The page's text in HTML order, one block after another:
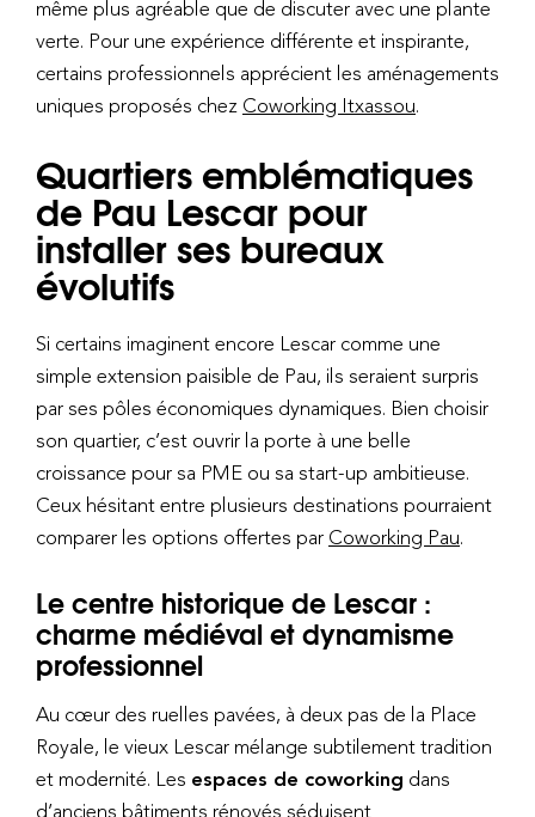
même plus agréable que de discuter avec une plante
verte. Pour une expérience différente et inspirante,
certains professionnels apprécient les aménagements
uniques proposés chez Coworking Itxassou.
Quartiers emblématiques
de Pau Lescar pour
installer ses bureaux
évolutifs
Si certains imaginent encore Lescar comme une
simple extension paisible de Pau, ils seraient surpris
par ses pôles économiques dynamiques. Bien choisir
son quartier, c’est ouvrir la porte à une belle
croissance pour sa PME ou sa start-up ambitieuse.
Ceux hésitant entre plusieurs destinations pourraient
comparer les options offertes par Coworking Pau.
Le centre historique de Lescar :
charme médiéval et dynamisme
professionnel
Au cœur des ruelles pavées, à deux pas de la Place
Royale, le vieux Lescar mélange subtilement tradition
et modernité. Les espaces de coworking dans
d’anciens bâtiments rénovés séduisent